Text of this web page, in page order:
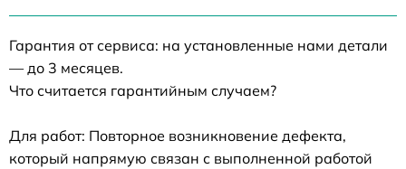
Гарантия от сервиса: на установленные нами детали
— до 3 месяцев.
Что считается гарантийным случаем?
Для работ: Повторное возникновение дефекта,
который напрямую связан с выполненной работой